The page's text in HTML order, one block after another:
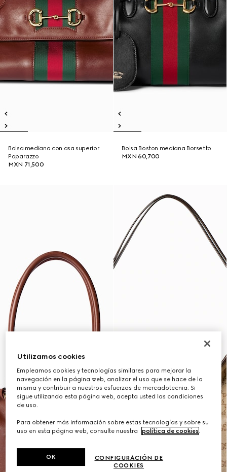
Bolsa mediana con asa superior
Paparazzo
MXN 71,500
Bolsa Boston mediana Borsetto
MXN 60,700
Utilizamos cookies
Empleamos cookies y tecnologías similares para mejorar la
navegación en la página web, analizar el uso que se hace de la
misma y contribuir a nuestros esfuerzos de mercadotecnia. Si
sigue utilizando esta página web, acepta usted las condiciones
de uso.
Para obtener más información sobre estas tecnologías y sobre su
uso en esta página web, consulte nuestra
política de cookies.
CONFIGURACIÓN DE
COOKIES
OK